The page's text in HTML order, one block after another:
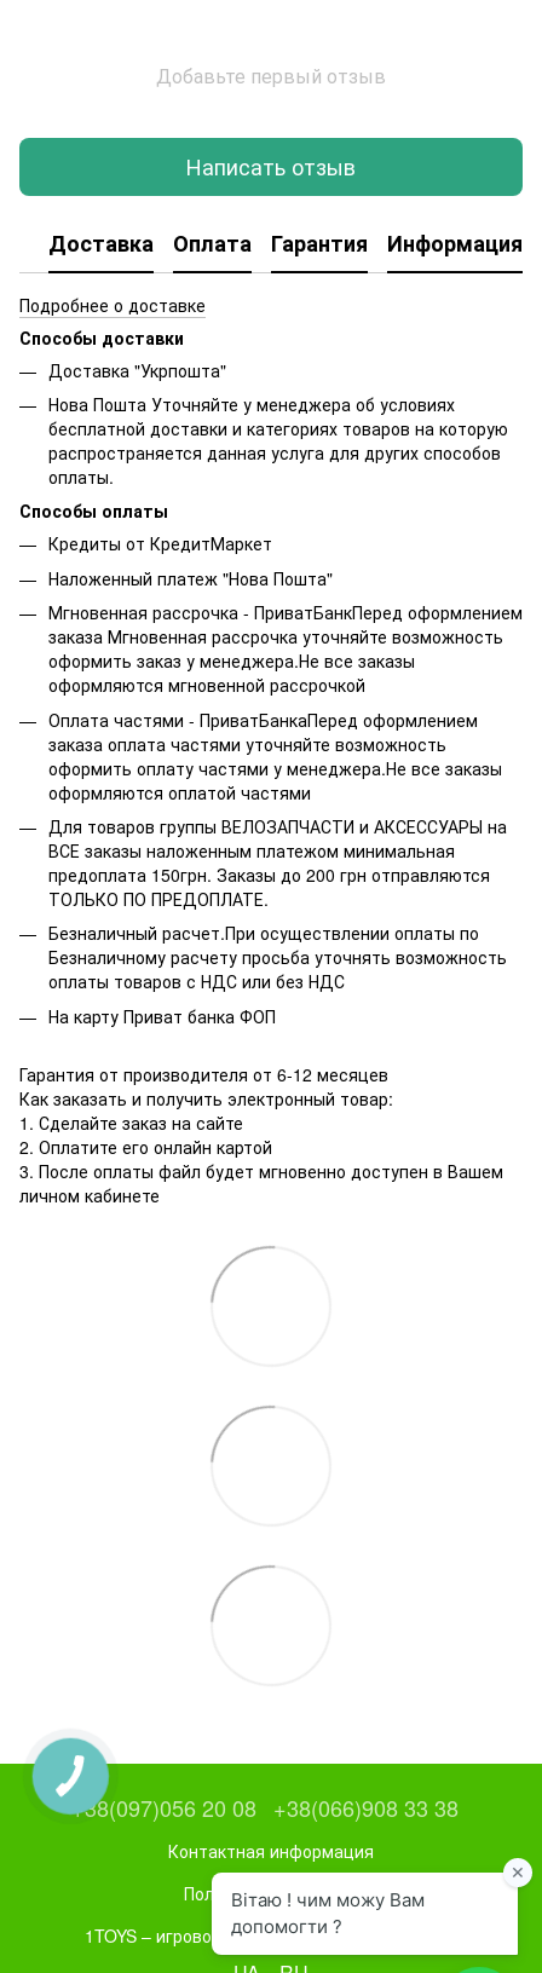
Добавьте первый отзыв
Написать отзыв
Доставка Оплата Гарантия Информация
Подробнее о доставке
Способы доставки
Доставка "Укрпошта"
Нова Пошта Уточняйте у менеджера об условиях
бесплатной доставки и категориях товаров на которую
распространяется данная услуга для других способов
оплаты.
Способы оплаты
Кредиты от КредитМаркет
Наложенный платеж "Нова Пошта"
Мгновенная рассрочка - ПриватБанкПеред оформлением
заказа Мгновенная рассрочка уточняйте возможность
оформить заказ у менеджера.Не все заказы
оформляются мгновенной рассрочкой
Оплата частями - ПриватБанкаПеред оформлением
заказа оплата частями уточняйте возможность
оформить оплату частями у менеджера.Не все заказы
оформляются оплатой частями
Для товаров группы ВЕЛОЗАПЧАСТИ и АКСЕССУАРЫ на
ВСЕ заказы наложенным платежом минимальная
предоплата 150грн. Заказы до 200 грн отправляются
ТОЛЬКО ПО ПРЕДОПЛАТЕ.
Безналичный расчет.При осуществлении оплаты по
Безналичному расчету просьба уточнять возможность
оплаты товаров с НДС или без НДС
На карту Приват банка ФОП
Гарантия от производителя от 6-12 месяцев
Как заказать и получить электронный товар:
1. Сделайте заказ на сайте
2. Оплатите его онлайн картой
3. После оплаты файл будет мгновенно доступен в Вашем
личном кабинете
+38(097)056 20 08 +38(066)908 33 38
Контактная информация
Полная версия сайта
1TOYS – игровое и спортивное оборудование